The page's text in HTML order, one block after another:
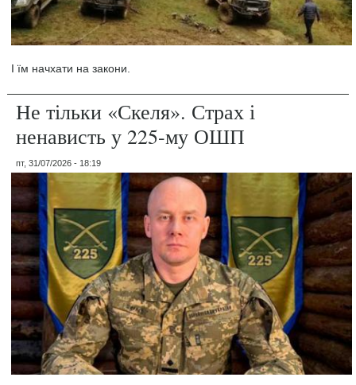
І їм начхати на закони.
Не тільки «Скеля». Страх і
ненависть у 225-му ОШП
пт, 31/07/2026 - 18:19